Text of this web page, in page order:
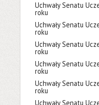
Uchwały Senatu
roku
Uchwały Senatu
roku
Uchwały Senatu
roku
Uchwały Senatu
roku
Uchwały Senatu
roku
Uchwały Senatu